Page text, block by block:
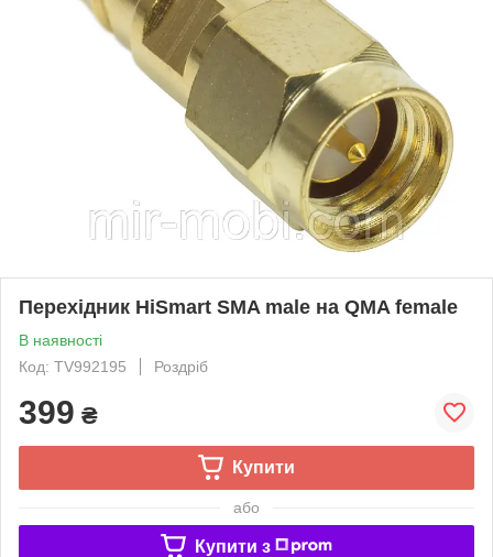
Перехідник HiSmart SMA male на QMA female
В наявності
Код: TV992195
Роздріб
399 ₴
Купити
або
Купити з